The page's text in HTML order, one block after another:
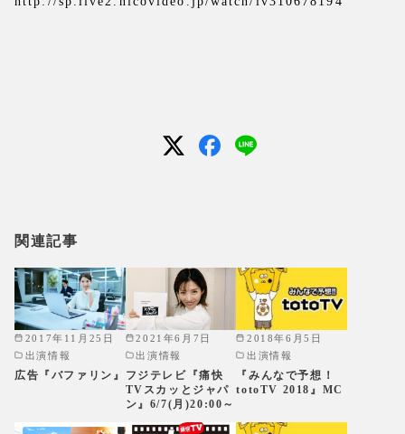
関連記事
2017年11月25日
出演情報
広告『バファリン』
2021年6月7日
出演情報
フジテレビ『痛快
TVスカッとジャパ
ン』6/7(月)20:00～
2018年6月5日
出演情報
『みんなで予想！
totoTV 2018』MC